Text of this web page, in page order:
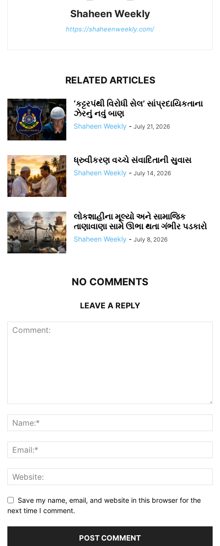
Shaheen Weekly
https://shaheenweekly.com/
RELATED ARTICLES
‘કટ્ટરપંથી વિરોધી સેલ’ સાંપ્રદાયિકતાના
ઝેરનું નવું બાણ
Shaheen Weekly - July 21, 2026
ધ્રુવીકરણ વચ્ચે સંવાદિતાની સુવાસ
Shaheen Weekly - July 14, 2026
લોકશાહીના મૂલ્યો અને સામાજિક
તાણાવાણા સામે ઊભા થતા ગંભીર પડકારો
Shaheen Weekly - July 8, 2026
NO COMMENTS
LEAVE A REPLY
Save my name, email, and website in this browser for the
next time I comment.